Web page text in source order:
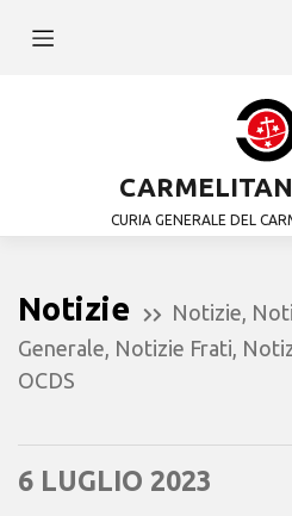
CURIA GENERALE DEL
Notizie Notizie
Generale Notizie Frati
OCDS
6 LUGLIO 2023